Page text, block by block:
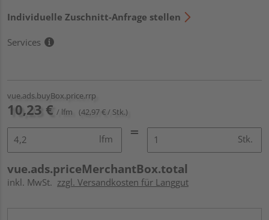
Individuelle Zuschnitt-Anfrage stellen
Services
vue.ads.buyBox.price.rrp
10,23 € / lfm (42,97 € / Stk.)
lfm Stk.
vue.ads.priceMerchantBox.total
inkl. MwSt. zzgl. Versandkosten für Langgut